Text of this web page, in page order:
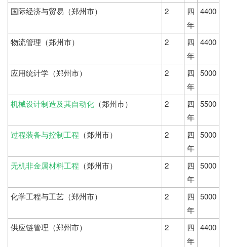
国际经济与贸易（郑州市） 2
四
年
4400
物流管理（郑州市） 2
四
年
4400
应用统计学（郑州市） 2
四
年
5000
机械设计制造及其自动化 （郑州市） 2
四
年
5500
过程装备与控制工程 （郑州市） 2
四
年
5000
无机非金属材料工程 （郑州市） 2
四
年
5000
化学工程与工艺（郑州市） 2
四
年
5000
供应链管理（郑州市） 2
四
年
4400